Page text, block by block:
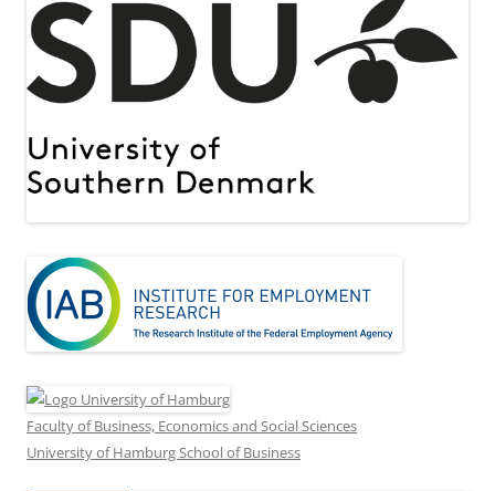
Faculty of Business, Economics and Social Sciences
University of Hamburg School of Business